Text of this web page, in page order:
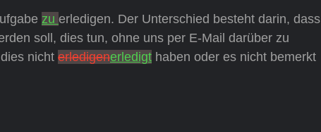
zu erledigen. Der Unterschied besteht darin, dass
soll, dies tun, ohne uns per E-Mail darüber zu
nicht erledigenerledigt haben oder es nicht bemerkt